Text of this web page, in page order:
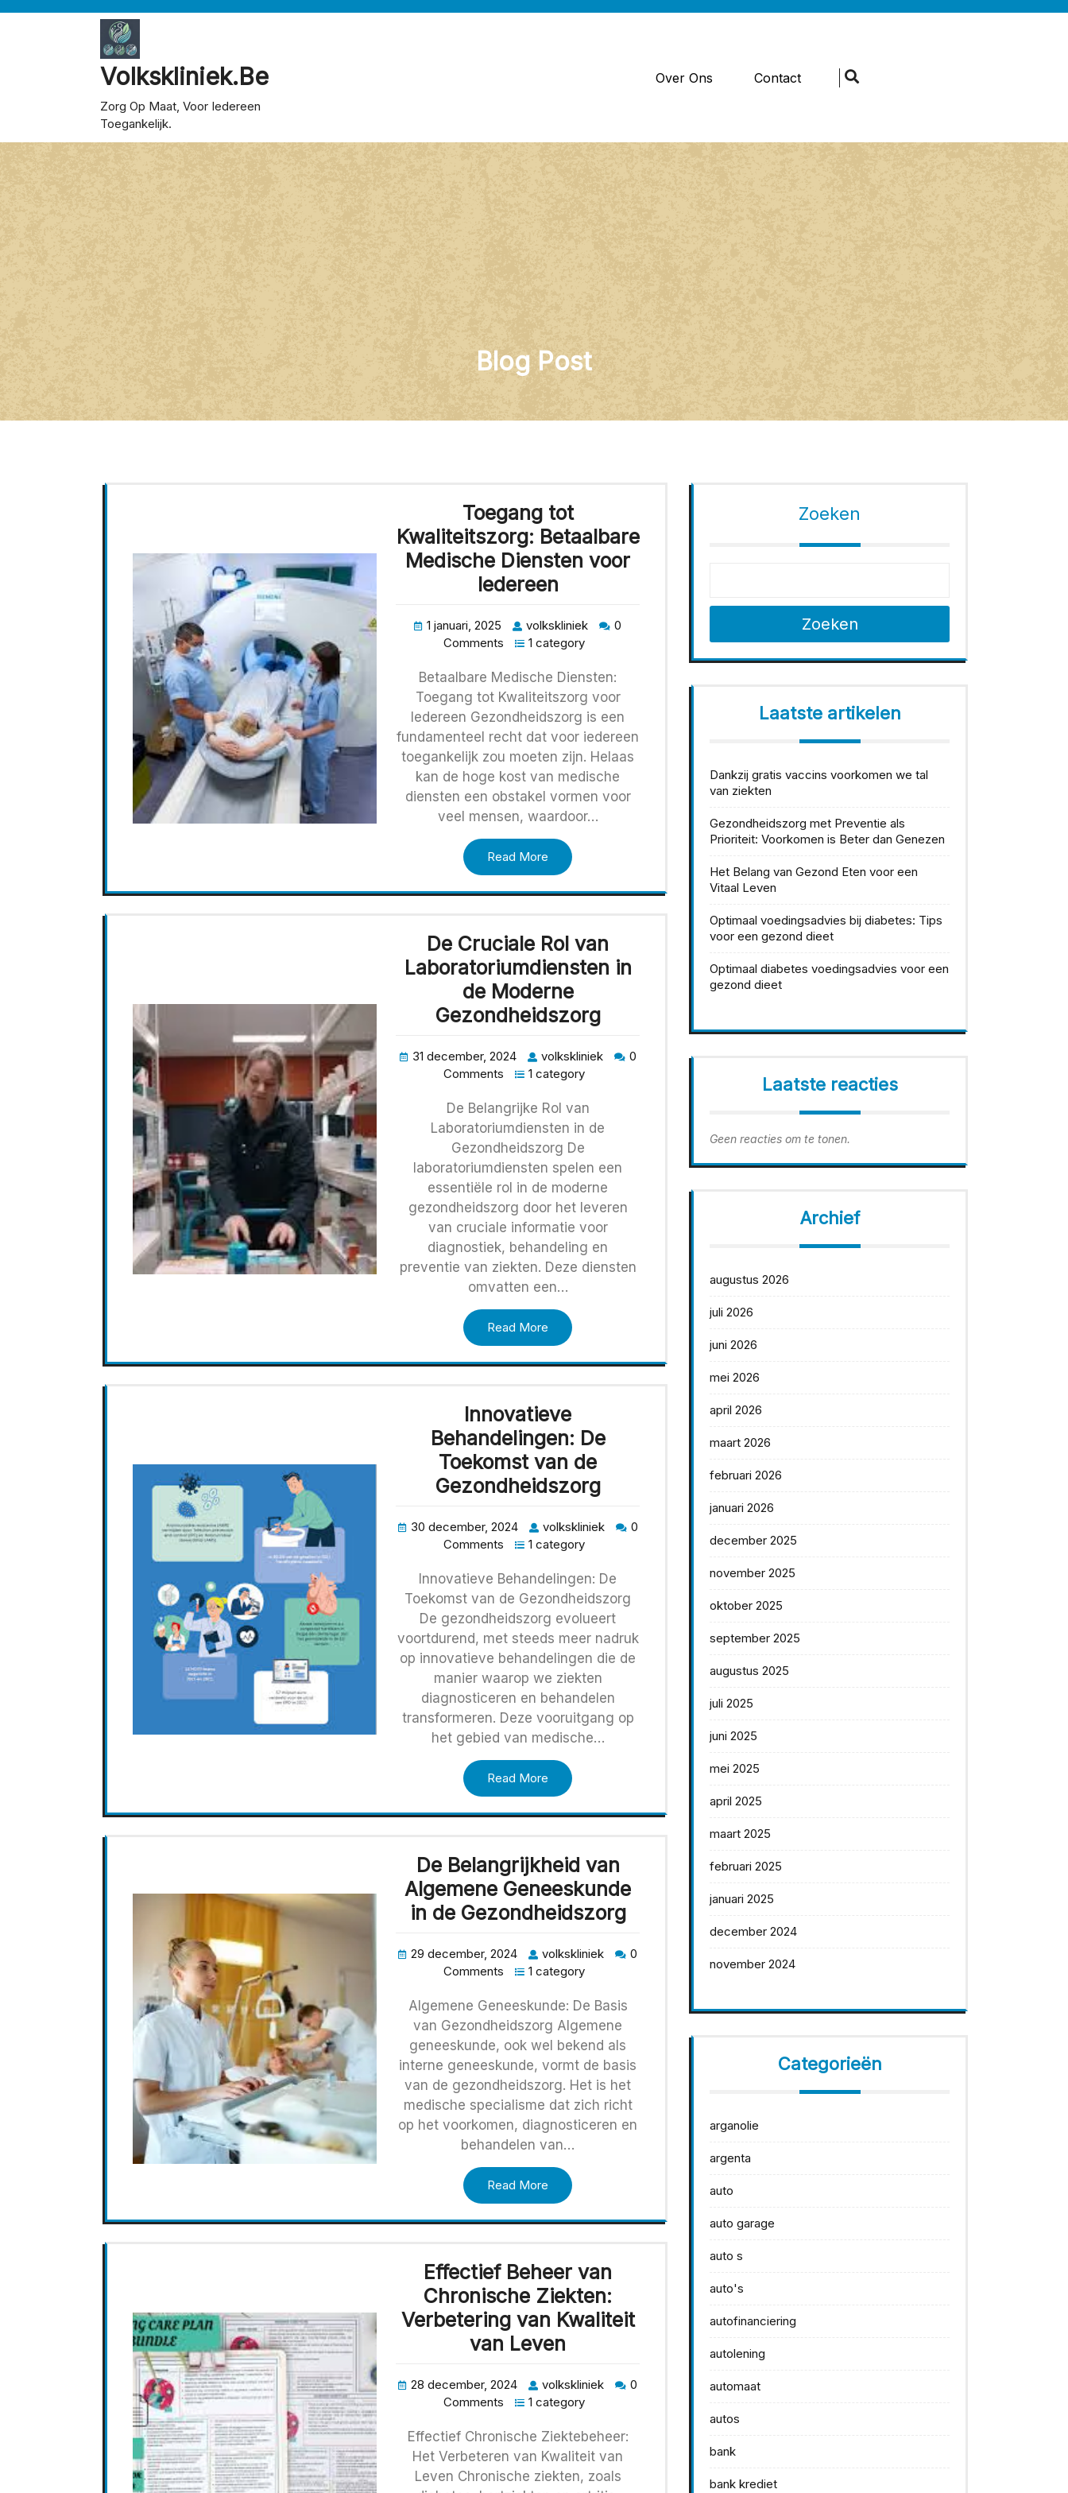
Volkskliniek.be
Zorg Op Maat, Voor Iedereen
Toegankelijk.
Over Ons Contact
Blog Post
Toegang tot
Kwaliteitszorg: Betaalbare
Medische Diensten voor
Iedereen
1 januari, 2025 volkskliniek
0
Comments
1 category
Betaalbare Medische Diensten:
Toegang tot Kwaliteitszorg voor
Iedereen Gezondheidszorg is een
fundamenteel recht dat voor iedereen
toegankelijk zou moeten zijn. Helaas
kan de hoge kost van medische
diensten een obstakel vormen voor
veel mensen, waardoor…
Read More
De Cruciale Rol van
Laboratoriumdiensten in
de Moderne
Gezondheidszorg
31 december, 2024 volkskliniek
0
Comments
1 category
De Belangrijke Rol van
Laboratoriumdiensten in de
Gezondheidszorg De
laboratoriumdiensten spelen een
essentiële rol in de moderne
gezondheidszorg door het leveren
van cruciale informatie voor
diagnostiek, behandeling en
preventie van ziekten. Deze diensten
omvatten een…
Read More
Innovatieve
Behandelingen: De
Toekomst van de
Gezondheidszorg
30 december, 2024 volkskliniek
0
Comments
1 category
Innovatieve Behandelingen: De
Toekomst van de Gezondheidszorg
De gezondheidszorg evolueert
voortdurend, met steeds meer nadruk
op innovatieve behandelingen die de
manier waarop we ziekten
diagnosticeren en behandelen
transformeren. Deze vooruitgang op
het gebied van medische…
Read More
De Belangrijkheid van
Algemene Geneeskunde
in de Gezondheidszorg
29 december, 2024 volkskliniek
0
Comments
1 category
Algemene Geneeskunde: De Basis
van Gezondheidszorg Algemene
geneeskunde, ook wel bekend als
interne geneeskunde, vormt de basis
van de gezondheidszorg. Het is het
medische specialisme dat zich richt
op het voorkomen, diagnosticeren en
behandelen van…
Read More
Effectief Beheer van
Chronische Ziekten:
Verbetering van Kwaliteit
van Leven
28 december, 2024 volkskliniek
0
Comments
1 category
Effectief Chronische Ziektebeheer:
Het Verbeteren van Kwaliteit van
Leven Chronische ziekten, zoals
Zoeken
Zoeken
Laatste artikelen
Dankzij gratis vaccins voorkomen we tal
van ziekten
Gezondheidszorg met Preventie als
Prioriteit: Voorkomen is Beter dan Genezen
Het Belang van Gezond Eten voor een
Vitaal Leven
Optimaal voedingsadvies bij diabetes: Tips
voor een gezond dieet
Optimaal diabetes voedingsadvies voor een
gezond dieet
Laatste reacties
Geen reacties om te tonen.
Archief
augustus 2026
juli 2026
juni 2026
mei 2026
april 2026
maart 2026
februari 2026
januari 2026
december 2025
november 2025
oktober 2025
september 2025
augustus 2025
juli 2025
juni 2025
mei 2025
april 2025
maart 2025
februari 2025
januari 2025
december 2024
november 2024
Categorieën
arganolie
argenta
auto
auto garage
auto s
auto's
autofinanciering
autolening
automaat
autos
bank
bank krediet